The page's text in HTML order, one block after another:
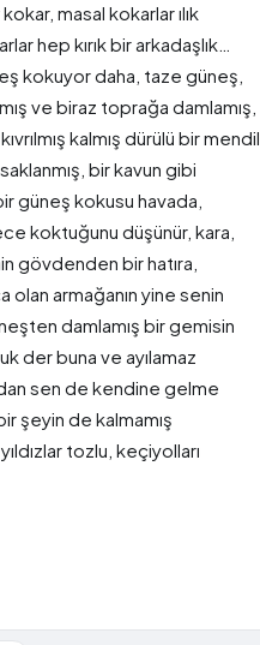
masal kokarlar ılık
hep kırık bir arkadaşlık…
kokuyor daha, taze güneş,
ve biraz toprağa damlamış,
kalmış dürülü bir mendil
bir kavun gibi
güneş kokusu havada,
koktuğunu düşünür, kara,
gövdenden bir hatıra,
olan armağanın yine senin
damlamış bir gemisin
der buna ve ayılamaz
sen de kendine gelme
şeyin de kalmamış
tozlu, keçiyolları